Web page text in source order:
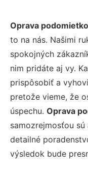
Oprava
to na nás. Našimi
spokojných
nim pridáte aj vy.
prispôsobiť a
pretože vieme, že
úspechu. Oprava
samozrejmosťou
detailné
výsledok bude